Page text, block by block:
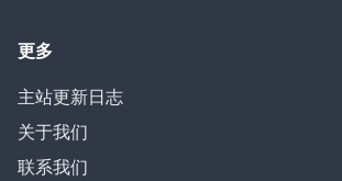
更多
主站更新日志
关于我们
联系我们